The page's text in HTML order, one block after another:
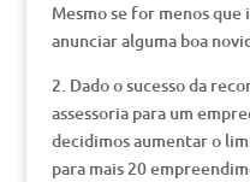
Mesmo se for menos
anunciar alguma boa
2. Dado o sucesso da
assessoria para um
decidimos aumentar o
para mais 20